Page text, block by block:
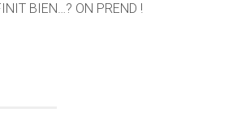
BIEN…? ON PREND !